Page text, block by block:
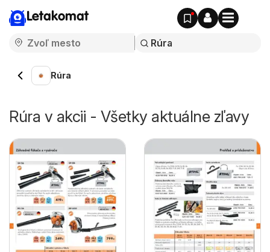
Letakomat
Rúra
Rúra v akcii - Všetky aktuálne zľavy